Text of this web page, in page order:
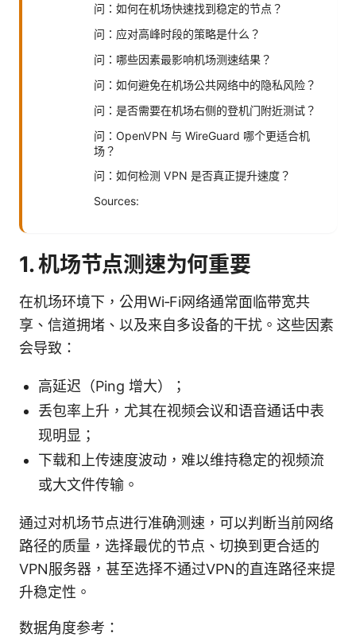
问：如何在机场快速找到稳定的节点？
问：应对高峰时段的策略是什么？
问：哪些因素最影响机场测速结果？
问：如何避免在机场公共网络中的隐私风险？
问：是否需要在机场右侧的登机门附近测试？
问：OpenVPN 与 WireGuard 哪个更适合机
场？
问：如何检测 VPN 是否真正提升速度？
Sources:
1. 机场节点测速为何重要
在机场环境下，公用Wi‑Fi网络通常面临带宽共
享、信道拥堵、以及来自多设备的干扰。这些因素
会导致：
高延迟（Ping 增大）；
丢包率上升，尤其在视频会议和语音通话中表
现明显；
下载和上传速度波动，难以维持稳定的视频流
或大文件传输。
通过对机场节点进行准确测速，可以判断当前网络
路径的质量，选择最优的节点、切换到更合适的
VPN服务器，甚至选择不通过VPN的直连路径来提
升稳定性。
数据角度参考：